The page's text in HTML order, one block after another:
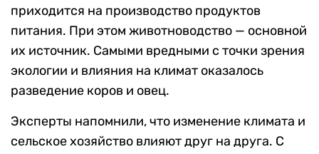
приходится на производство продуктов
питания. При этом животноводство — основной
их источник. Самыми вредными с точки зрения
экологии и влияния на климат оказалось
разведение коров и овец.
Эксперты напомнили, что изменение климата и
сельское хозяйство влияют друг на друга. С